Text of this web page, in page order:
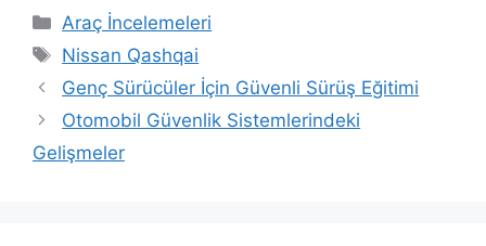
Kategoriler
Araç İncelemeleri
Etiketler
Nissan Qashqai
Genç Sürücüler İçin Güvenli Sürüş Eğitimi
Otomobil Güvenlik Sistemlerindeki
Gelişmeler